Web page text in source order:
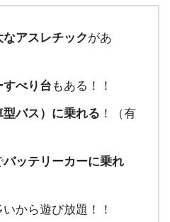
なアスレチックがあ
すべり台 もある！！
バス）に乗れる ！（有
バッテリーカーに乗れ
から遊び放題！！